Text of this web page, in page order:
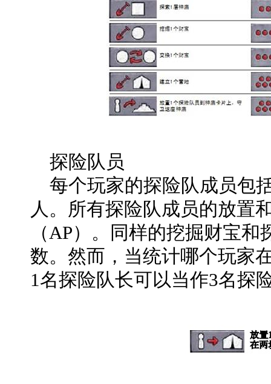
探险队员
每个玩家的探险队成员包
人。所有探险队成员的放置
（AP）。同样的挖掘财宝
数。然而，当统计哪个玩家
1名探险队长可以当作3名探